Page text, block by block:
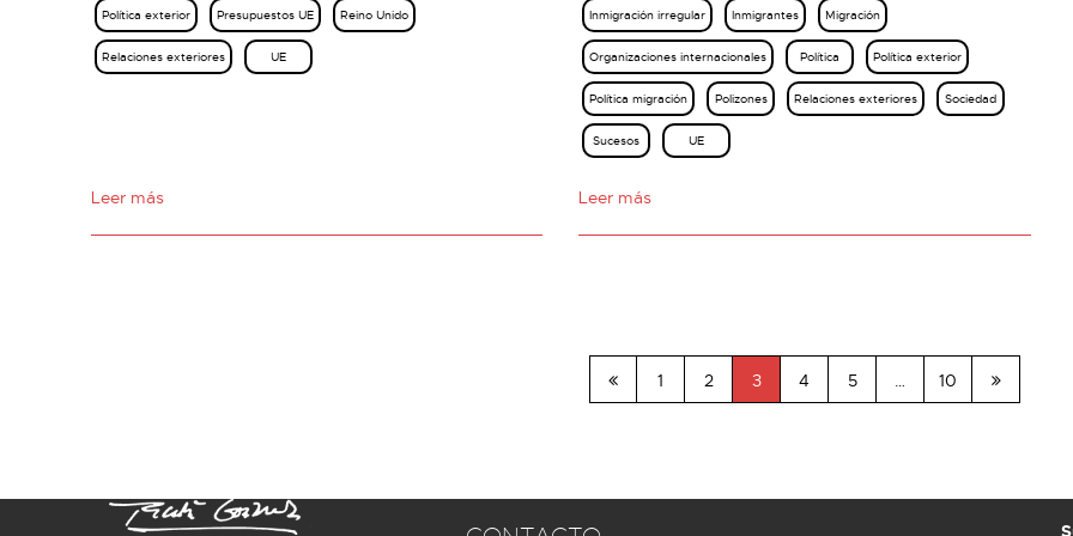
Política exterior Presupuestos UE Reino Unido
Relaciones exteriores UE
Leer más
Inmigración irregular Inmigrantes Migración
Organizaciones internacionales Política Política exterior
Política migración Polizones Relaciones exteriores Sociedad
Sucesos UE
Leer más
1 2 3 4 5 … 10